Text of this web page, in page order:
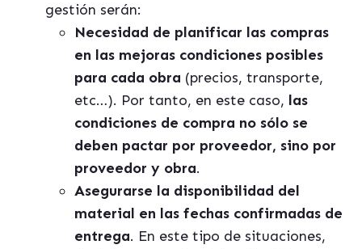
gestión serán:
Necesidad de planificar las compras
en las mejoras condiciones posibles
para cada obra (precios, transporte,
etc…). Por tanto, en este caso, las
condiciones de compra no sólo se
deben pactar por proveedor, sino por
proveedor y obra.
Asegurarse la disponibilidad del
material en las fechas confirmadas de
entrega. En este tipo de situaciones,